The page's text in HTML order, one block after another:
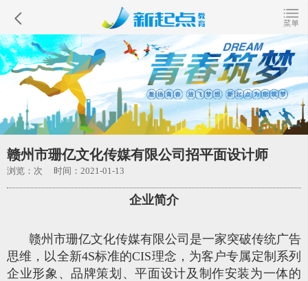
赣州市珊亿文化传媒有限公司招平面设计师
浏览： 次 时间：2021-01-13
企业简介
赣州市珊亿文化传媒有限公司是一家突破传统广告
思维，以全新4S标准的CIS理念，为客户专属定制系列
企业形象、品牌策划、平面设计及制作安装为一体的